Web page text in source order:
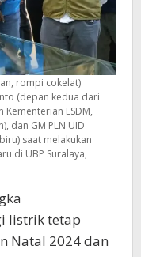
rompi cokelat)
(depan kedua dari
ESDM,
dan GM PLN UID
saat melakukan
di UBP Suralaya,
listrik tetap
Natal 2024 dan